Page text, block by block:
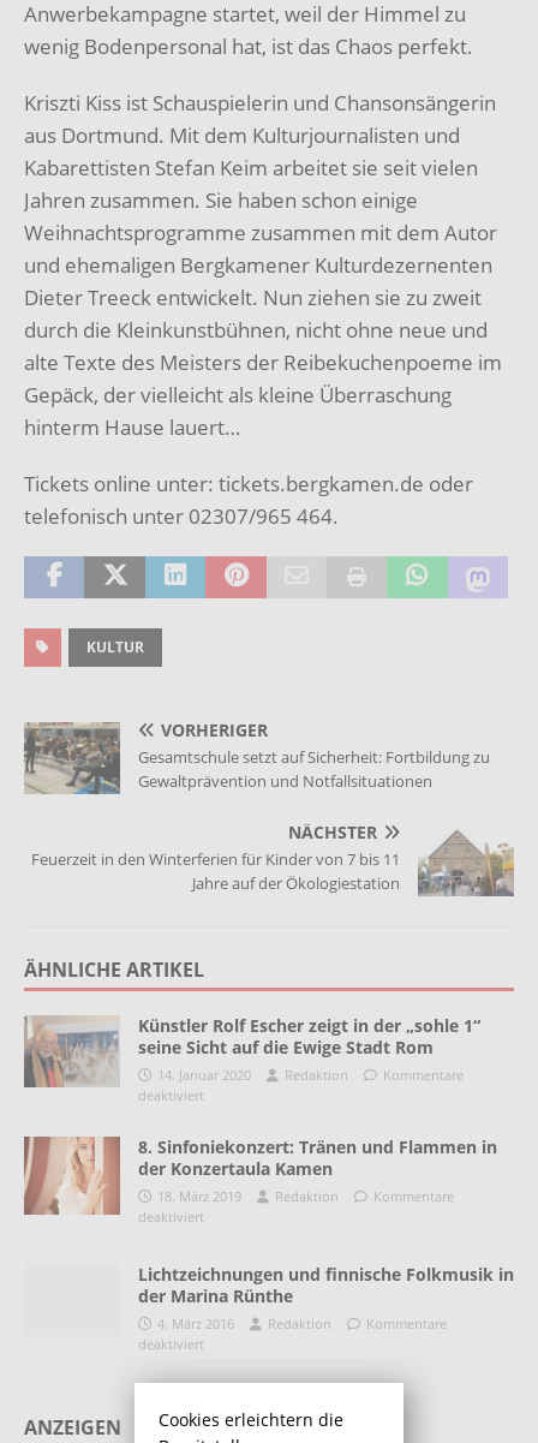
Anwerbekampagne startet, weil der Himmel zu
wenig Bodenpersonal hat, ist das Chaos perfekt.
Kriszti Kiss ist Schauspielerin und Chansonsängerin
aus Dortmund. Mit dem Kulturjournalisten und
Kabarettisten Stefan Keim arbeitet sie seit vielen
Jahren zusammen. Sie haben schon einige
Weihnachtsprogramme zusammen mit dem Autor
und ehemaligen Bergkamener Kulturdezernenten
Dieter Treeck entwickelt. Nun ziehen sie zu zweit
durch die Kleinkunstbühnen, nicht ohne neue und
alte Texte des Meisters der Reibekuchenpoeme im
Gepäck, der vielleicht als kleine Überraschung
hinterm Hause lauert…
Tickets online unter: tickets.bergkamen.de oder
telefonisch unter 02307/965 464.
KULTUR
VORHERIGER
Gesamtschule setzt auf Sicherheit: Fortbildung zu
Gewaltprävention und Notfallsituationen
NÄCHSTER
Feuerzeit in den Winterferien für Kinder von 7 bis 11
Jahre auf der Ökologiestation
ÄHNLICHE ARTIKEL
Künstler Rolf Escher zeigt in der „sohle 1“
seine Sicht auf die Ewige Stadt Rom
14. Januar 2020 Redaktion
Kommentare
deaktiviert
8. Sinfoniekonzert: Tränen und Flammen in
der Konzertaula Kamen
18. März 2019 Redaktion
Kommentare
deaktiviert
Lichtzeichnungen und finnische Folkmusik in
der Marina Rünthe
4. März 2016 Redaktion
Kommentare
deaktiviert
ANZEIGEN
Cookies erleichtern die